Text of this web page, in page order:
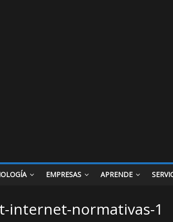
EMPRESAS APRENDE
internet-normativas-1